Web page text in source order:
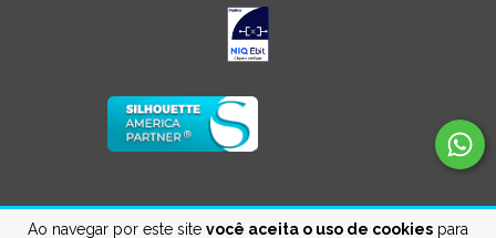
Ao navegar por este site você aceita o uso de cookies para